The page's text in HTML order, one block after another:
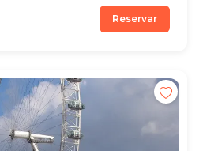
Reservar